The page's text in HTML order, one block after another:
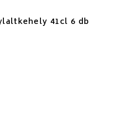
41cl 6 db